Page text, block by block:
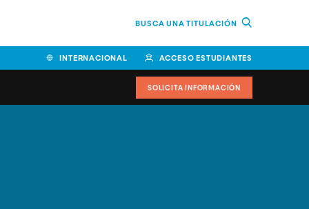
BUSCA UNA TITULACIÓN
INTERNACIONAL ACCESO ESTUDIANTES
SOLICITA INFORMACIÓN